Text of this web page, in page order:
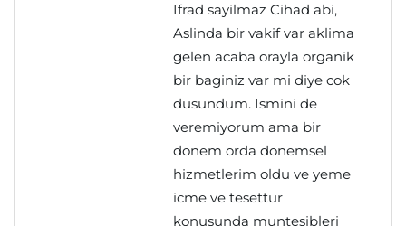
Ifrad sayilmaz Cihad abi,
Aslinda bir vakif var aklima
gelen acaba orayla organik
bir baginiz var mi diye cok
dusundum. Ismini de
veremiyorum ama bir
donem orda donemsel
hizmetlerim oldu ve yeme
icme ve tesettur
konusunda muntesibleri